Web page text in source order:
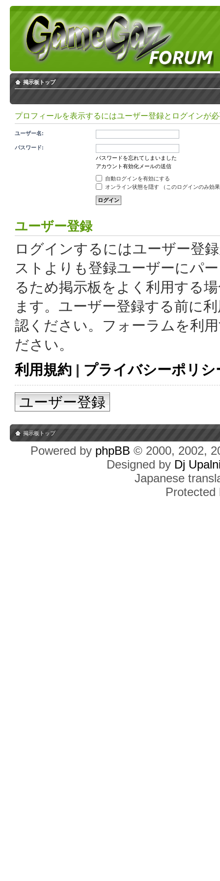
掲示板トップ
プロフィールを表示するにはユーザー登録とログインが
ユーザー名:
パスワード:
パスワードを忘れてしまいました
アカウント有効化メールの送信
自動ログインを有効にする
オンライン状態を隠す （このログインのみ効
ユーザー登録
ログインするにはユーザー登
ストよりも登録ユーザーにパ
るため掲示板をよく利用する
ます。ユーザー登録する前に
認ください。フォーラムを利
ださい。
利用規約 | プライバシーポリシ
ユーザー登録
掲示板トップ
Powered by phpBB © 2000, 2002,
Designed by Dj
Japanese